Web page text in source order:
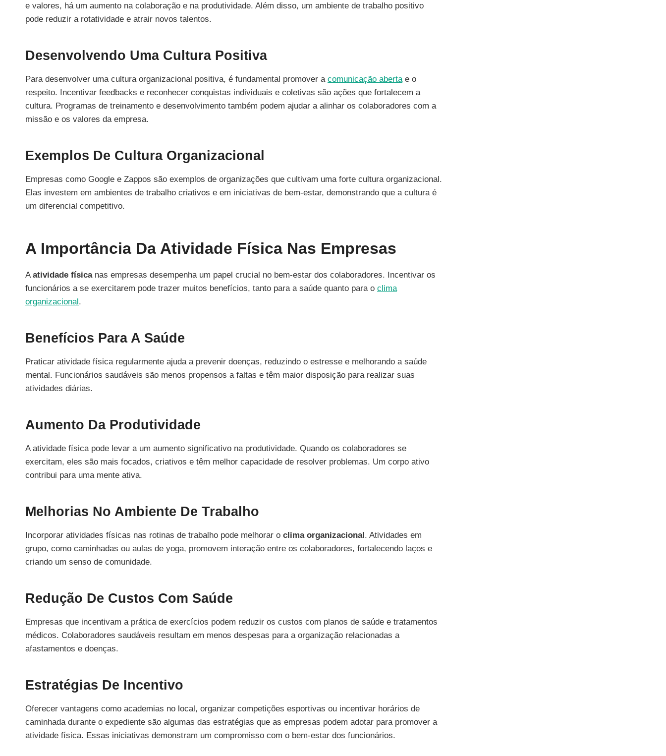
e valores, há um aumento na colaboração e na produtividade. Além disso, um ambiente de trabalho positivo
pode reduzir a rotatividade e atrair novos talentos.
Desenvolvendo Uma Cultura Positiva
Para desenvolver uma cultura organizacional positiva, é fundamental promover a comunicação aberta e o
respeito. Incentivar feedbacks e reconhecer conquistas individuais e coletivas são ações que fortalecem a
cultura. Programas de treinamento e desenvolvimento também podem ajudar a alinhar os colaboradores com a
missão e os valores da empresa.
Exemplos De Cultura Organizacional
Empresas como Google e Zappos são exemplos de organizações que cultivam uma forte cultura organizacional.
Elas investem em ambientes de trabalho criativos e em iniciativas de bem-estar, demonstrando que a cultura é
um diferencial competitivo.
A Importância Da Atividade Física Nas Empresas
A atividade físicanas empresas desempenha um papel crucial no bem-estar dos colaboradores. Incentivar os
funcionários a se exercitarem pode trazer muitos benefícios, tanto para a saúde quanto para o clima
organizacional.
Benefícios Para A Saúde
Praticar atividade física regularmente ajuda a prevenir doenças, reduzindo o estresse e melhorando a saúde
mental. Funcionários saudáveis são menos propensos a faltas e têm maior disposição para realizar suas
atividades diárias.
Aumento Da Produtividade
A atividade física pode levar a um aumento significativo na produtividade. Quando os colaboradores se
exercitam, eles são mais focados, criativos e têm melhor capacidade de resolver problemas. Um corpo ativo
contribui para uma mente ativa.
Melhorias No Ambiente De Trabalho
Incorporar atividades físicas nas rotinas de trabalho pode melhorar o clima organizacional. Atividades em
grupo, como caminhadas ou aulas de yoga, promovem interação entre os colaboradores, fortalecendo laços e
criando um senso de comunidade.
Redução De Custos Com Saúde
Empresas que incentivam a prática de exercícios podem reduzir os custos com planos de saúde e tratamentos
médicos. Colaboradores saudáveis resultam em menos despesas para a organização relacionadas a
afastamentos e doenças.
Estratégias De Incentivo
Oferecer vantagens como academias no local, organizar competições esportivas ou incentivar horários de
caminhada durante o expediente são algumas das estratégias que as empresas podem adotar para promover a
atividade física. Essas iniciativas demonstram um compromisso com o bem-estar dos funcionários.